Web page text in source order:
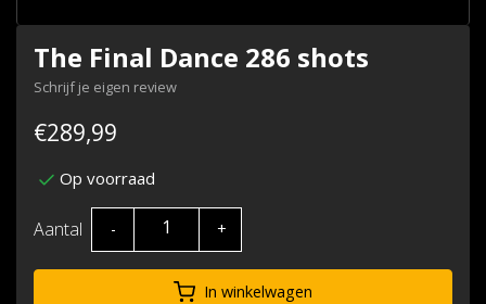
The Final Dance 286 shots
Schrijf je eigen review
€289,99
Op voorraad
Aantal - +
In winkelwagen